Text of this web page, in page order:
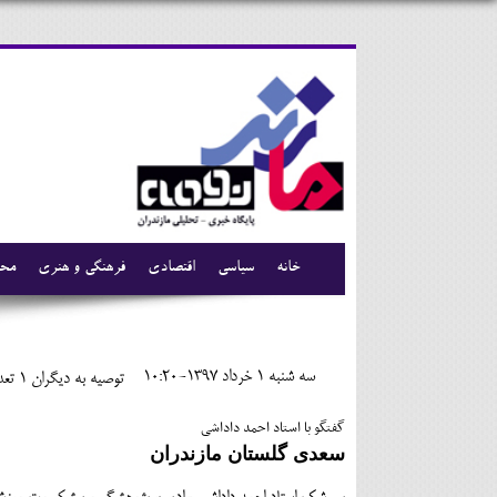
فرهنگی و هنری اقتصادی سیاسی خانه
توصیه به دیگران 1 سه شنبه 1 خرداد 1397-10:20
گفتگو با استاد احمد داداشی
سعدی گلستان مازندران